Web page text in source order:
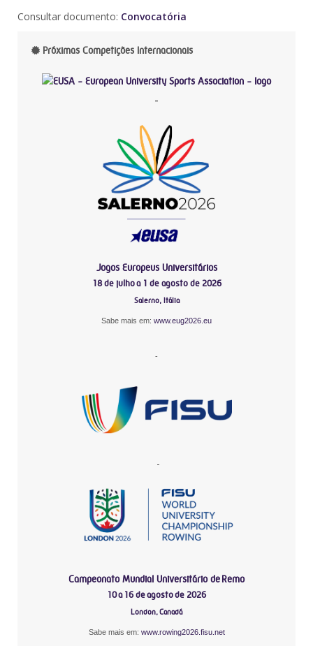
Consultar documento: Convocatória
Próximas Competições Internacionais
-
Jogos Europeus Universitários
18 de julho a 1 de agosto de 2026
Salerno, Itália
Sabe mais em: www.eug2026.eu
-
-
Campeonato Mundial Universitário de Remo
10 a 16 de agosto de 2026
London, Canadá
Sabe mais em: www.rowing2026.fisu.net